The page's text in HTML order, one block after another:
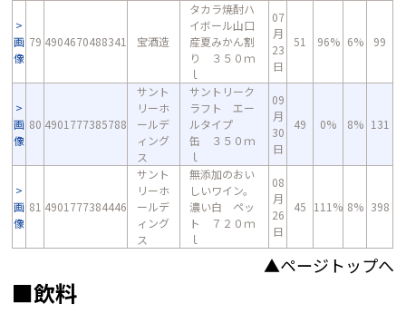
画
像
79 4904670488341 宝酒造
タカラ焼酎ハ
イボール山口
産夏みかん割
り ３５０ｍ
ｌ
07
月
23
日
51 96% 6% 99
画
像
80 4901777385788
サント
リーホ
ールデ
ィング
ス
サントリーク
ラフト エー
ルタイプ
缶 ３５０ｍ
ｌ
09
月
30
日
49 0% 8% 131
画
像
81 4901777384446
サント
リーホ
ールデ
ィング
ス
無添加のおい
しいワイン。
濃い白 ペッ
ト ７２０ｍ
ｌ
08
月
26
日
45 111% 8% 398
▲ページトップへ
■飲料